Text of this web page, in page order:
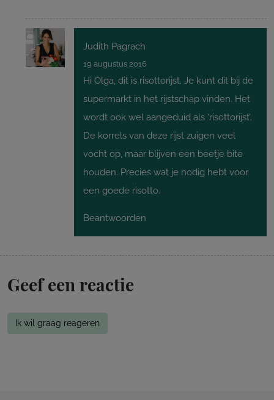
Judith Pagrach
19 augustus 2016
Hi Olga, dit is risottorijst. Je kunt dit bij de
supermarkt in het rijstschap vinden. Het
wordt ook wel aangeduid als ‘risottorijst’.
De korrels van deze rijst zuigen veel
vocht op, maar blijven een beetje bite
houden. Precies wat je nodig hebt voor
een goede risotto.
Beantwoorden
Geef een reactie
Ik wil graag reageren